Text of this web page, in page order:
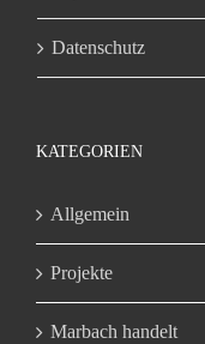
Datenschutz
KATEGORIEN
Allgemein
Projekte
Marbach handelt